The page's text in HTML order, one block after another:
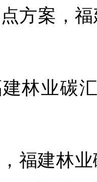
方案，
林业碳
福建林